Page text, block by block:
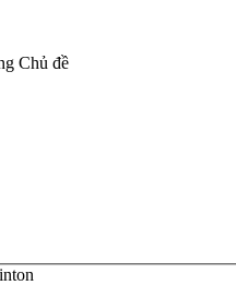
Chủ đề